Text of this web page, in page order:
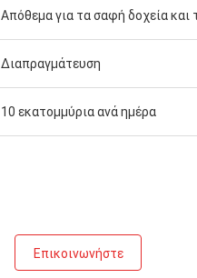
Απόθεμα για τα σαφή δοχεία και
Διαπραγμάτευση
10 εκατομμύρια ανά ημέρα
Επικοινωνήστε